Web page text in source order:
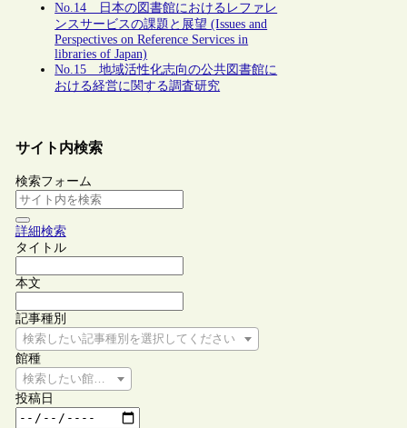
No.14 日本の図書館におけるレファレ
ンスサービスの課題と展望 (Issues and
Perspectives on Reference Services in
libraries of Japan)
No.15 地域活性化志向の公共図書館に
おける経営に関する調査研究
サイト内検索
検索フォーム
詳細検索
タイトル
本文
記事種別
検索したい記事種別を選択してください
館種
検索したい館種を選択してください
投稿日